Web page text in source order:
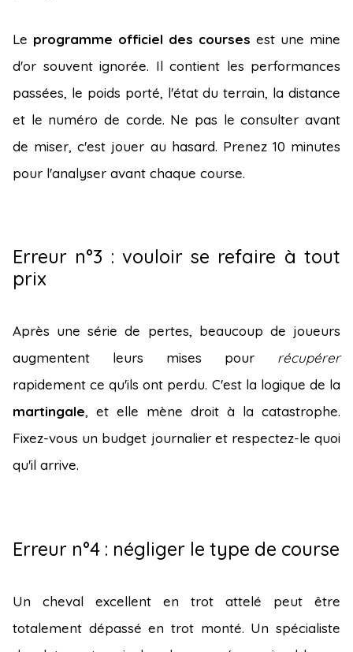
Le programme officiel des courses est une mine
d'or souvent ignorée. Il contient les performances
passées, le poids porté, l'état du terrain, la distance
et le numéro de corde. Ne pas le consulter avant
de miser, c'est jouer au hasard. Prenez 10 minutes
pour l'analyser avant chaque course.
Erreur n°3 : vouloir se refaire à tout
prix
Après une série de pertes, beaucoup de joueurs
augmentent leurs mises pour récupérer
rapidement ce qu'ils ont perdu. C'est la logique de la
martingale, et elle mène droit à la catastrophe.
Fixez-vous un budget journalier et respectez-le quoi
qu'il arrive.
Erreur n°4 : négliger le type de course
Un cheval excellent en trot attelé peut être
totalement dépassé en trot monté. Un spécialiste